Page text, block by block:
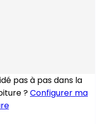
pas à pas dans la
?Configurer ma